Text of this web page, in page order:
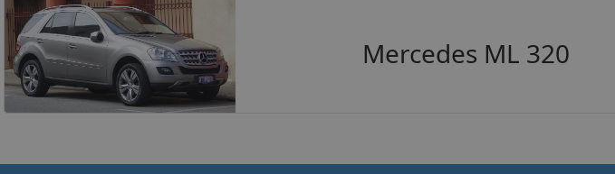
Mercedes ML 320